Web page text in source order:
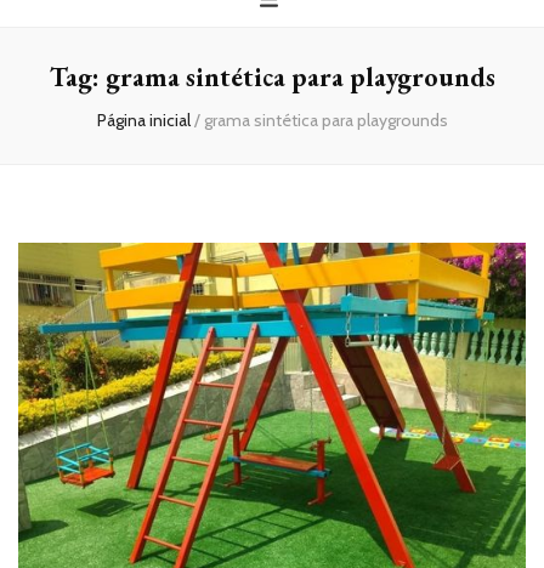
Tag: grama sintética para playgrounds
Página inicial/ grama sintética para playgrounds